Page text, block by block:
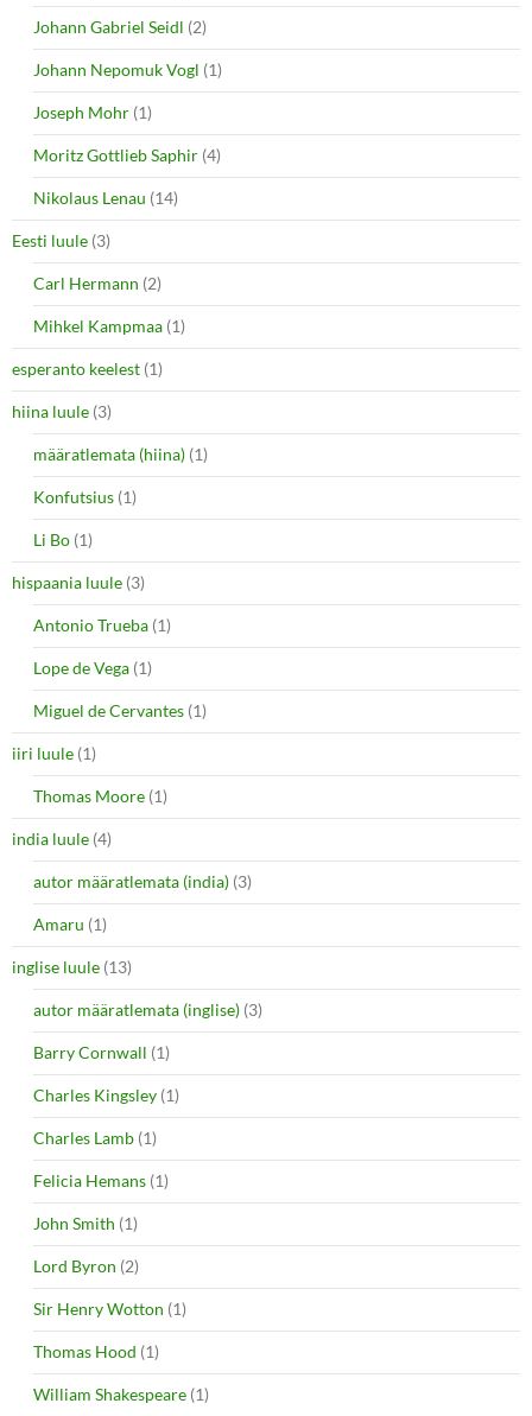
Johann Gabriel Seidl (2)
Johann Nepomuk Vogl (1)
Joseph Mohr (1)
Moritz Gottlieb Saphir (4)
Nikolaus Lenau (14)
Eesti luule (3)
Carl Hermann (2)
Mihkel Kampmaa (1)
esperanto keelest (1)
hiina luule (3)
määratlemata (hiina) (1)
Konfutsius (1)
Li Bo (1)
hispaania luule (3)
Antonio Trueba (1)
Lope de Vega (1)
Miguel de Cervantes (1)
iiri luule (1)
Thomas Moore (1)
india luule (4)
autor määratlemata (india) (3)
Amaru (1)
inglise luule (13)
autor määratlemata (inglise) (3)
Barry Cornwall (1)
Charles Kingsley (1)
Charles Lamb (1)
Felicia Hemans (1)
John Smith (1)
Lord Byron (2)
Sir Henry Wotton (1)
Thomas Hood (1)
William Shakespeare (1)